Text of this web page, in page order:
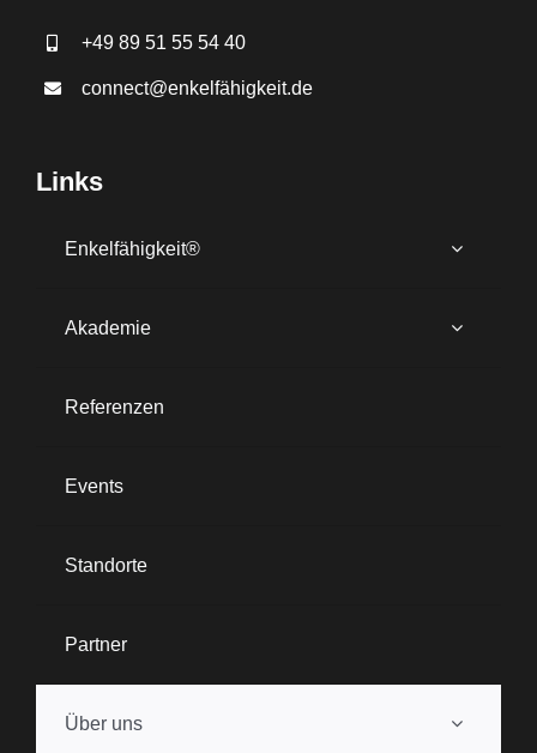
+49 89 51 55 54 40
connect@enkelfähigkeit.de
Links
Enkelfähigkeit®
Akademie
Referenzen
Events
Standorte
Partner
Über uns